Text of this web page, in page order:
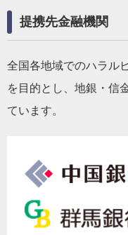
提携先金融機関
全国各地域でのハラル
を目的とし、地銀・信
ています。